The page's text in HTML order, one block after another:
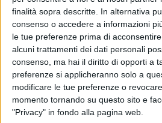
finalità sopra descritte. In alternativa
consenso o accedere a informazioni
le tue preferenze prima di
alcuni trattamenti dei dati personali
consenso, ma hai il diritto di opporti a
preferenze si applicheranno solo a
modificare le tue preferenze o
momento tornando su questo sito e
"Privacy" in fondo alla pagina web.
CAMBIA IL REGOLAMENTO 30 gen
Sanremo 2025: novità
Nuove Proposte e per
Il direttore artistico Carlo Conti,
ha apportato una modifica al
prossima edizione del Festival
Proposte e l'accesso
di Cristina Camporese